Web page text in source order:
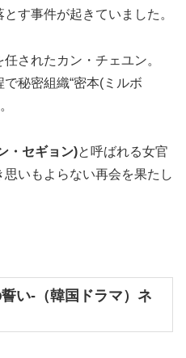
す事件が起きていました。
されたカン・チェユン。
秘密組織“密本(ミルボ
・セギョン)と呼ばれる女官
いもよらない再会を果たし
い-（韓国ドラマ）ネ